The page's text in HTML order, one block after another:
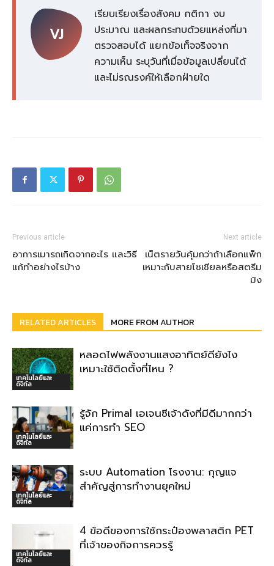
VJ
เรียบเรียงเรื่องสังคม กติกา งบ
ประมาณ และผลกระทบด้วยแหล่งที่มา
ตรวจสอบได้ แยกข้อเท็จจริงจาก
ความเห็น ระบุวันที่เมื่อข้อมูลเปลี่ยนได้
และไม่รณรงค์ให้เลือกฝ่ายใด
Previous article
อาการเมารถเกิดจากอะไร และวิธี
แก้ทำอย่างไรบ้าง
Next article
เน็ตรายวันคุ้มกว่าถ้าเลือกแพ็ก
เหมาะกับสายโซเชียลหรือสตรีม
มิง
RELATED ARTICLES MORE FROM AUTHOR
เทคโนโลยีและ
ดิจิทัล
หลอดไฟพลังงานแสงอาทิตย์ดียังไง
เหมาะใช้ติดตั้งที่ไหน ?
เทคโนโลยีและ
ดิจิทัล
รู้จัก Primal เอเจนซีเจ้าดังที่มีดีมากกว่า
แค่การทำ SEO
เทคโนโลยีและ
ดิจิทัล
ระบบ Automation โรงงาน: กุญแจ
สำคัญสู่การทำงานยุคใหม่
เทคโนโลยีและ
ดิจิทัล
4 ข้อดีของการใช้กระป๋องพลาสติก PET
ที่เจ้าของกิจการควรรู้